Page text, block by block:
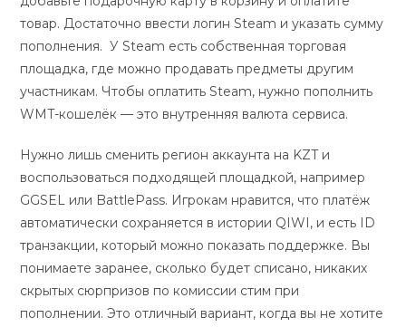
товар. Достаточно ввести логин Steam и указать сумму
пополнения. У Steam есть собственная торговая
площадка, где можно продавать предметы другим
участникам. Чтобы оплатить Steam, нужно пополнить
WMT-кошелёк — это внутренняя валюта сервиса.
Нужно лишь сменить регион аккаунта на KZT и
воспользоваться подходящей площадкой, например
GGSEL или BattlePass. Игрокам нравится, что платёж
автоматически сохраняется в истории QIWI, и есть ID
транзакции, который можно показать поддержке. Вы
понимаете заранее, сколько будет списано, никаких
скрытых сюрпризов по комиссии стим при
пополнении. Это отличный вариант, когда вы не хотите